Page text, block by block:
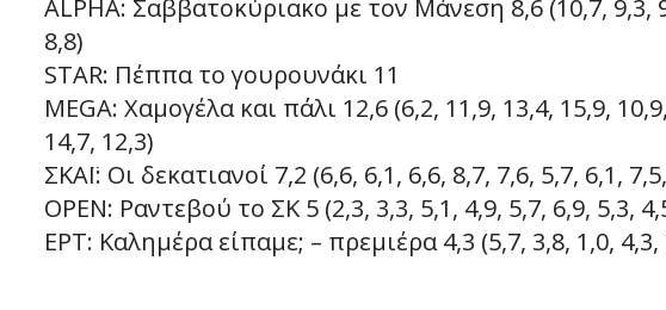
ALPHA: Σαββατοκύριακο με τον Μάνεση 8,6 (10,7, 9,3,
8,8)
STAR: Πέππα το γουρουνάκι 11
MEGA: Χαμογέλα και πάλι 12,6 (6,2, 11,9, 13,4, 15,9,
14,7, 12,3)
ΣΚΑΪ: Οι δεκατιανοί 7,2 (6,6, 6,1, 6,6, 8,7, 7,6, 5,7, 6,1,
OPEN: Ραντεβού το ΣΚ 5 (2,3, 3,3, 5,1, 4,9, 5,7, 6,9, 5,3,
ΕΡΤ: Καλημέρα είπαμε; – πρεμιέρα 4,3 (5,7, 3,8, 1,0, 4,3,